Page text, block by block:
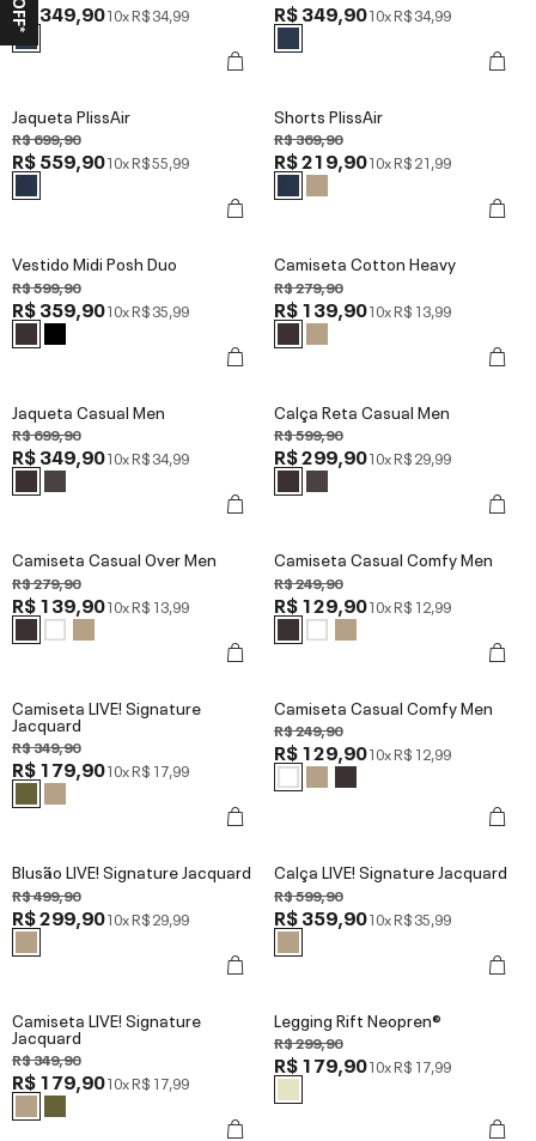
R$ 349,9010xR$ 34,99 R$ 349,9010xR$ 34,99
Jaqueta PlissAir
R$ 699,90
R$ 559,9010xR$ 55,99
Shorts PlissAir
R$ 369,90
R$ 219,9010xR$ 21,99
Vestido Midi Posh Duo
R$ 599,90
R$ 359,9010xR$ 35,99
Camiseta Cotton Heavy
R$ 279,90
R$ 139,9010xR$ 13,99
Jaqueta Casual Men
R$ 699,90
R$ 349,9010xR$ 34,99
Calça Reta Casual Men
R$ 599,90
R$ 299,9010xR$ 29,99
Camiseta Casual Over Men
R$ 279,90
R$ 139,9010xR$ 13,99
Camiseta Casual Comfy Men
R$ 249,90
R$ 129,9010xR$ 12,99
Camiseta LIVE! Signature
Jacquard
R$ 349,90
R$ 179,9010xR$ 17,99
Camiseta Casual Comfy Men
R$ 249,90
R$ 129,9010xR$ 12,99
Blusão LIVE! Signature Jacquard
R$ 499,90
R$ 299,9010xR$ 29,99
Calça LIVE! Signature Jacquard
R$ 599,90
R$ 359,9010xR$ 35,99
Camiseta LIVE! Signature
Jacquard
R$ 349,90
R$ 179,9010xR$ 17,99
Legging Rift Neopren®
R$ 299,90
R$ 179,9010xR$ 17,99